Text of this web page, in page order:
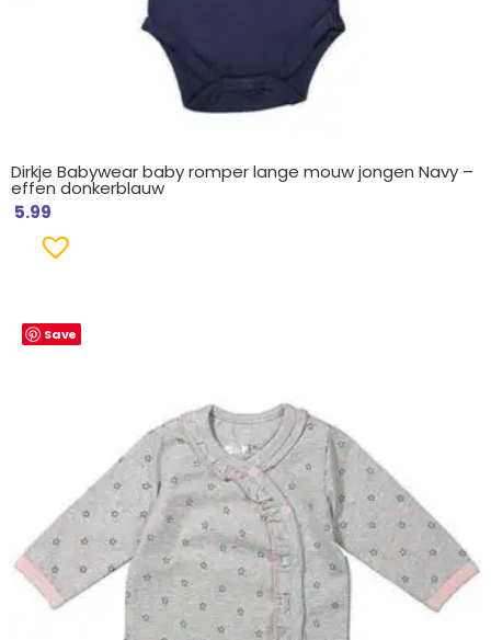
Dirkje Babywear baby romper lange mouw jongen Navy –
effen donkerblauw
5.99
Save